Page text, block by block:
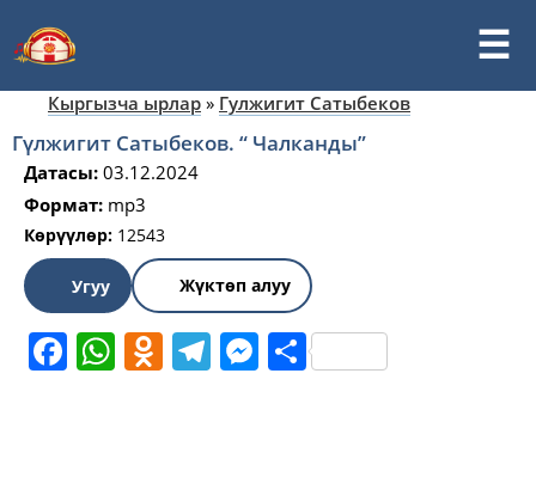
Кыргызча ырлар » Гулжигит Сатыбеков
Гүлжигит Сатыбеков. “ Чалканды”
Датасы: 03.12.2024
Формат: mp3
Көрүүлөр: 12543
Угуу Жүктөп алуу
Facebook
WhatsApp
Odnoklassniki
Telegram
Messenger
Share